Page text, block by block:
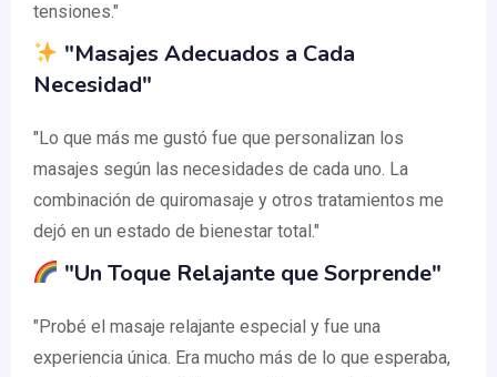
tensiones."
"Masajes Adecuados a Cada
Necesidad"
"Lo que más me gustó fue que personalizan los
masajes según las necesidades de cada uno. La
combinación de quiromasaje y otros tratamientos me
dejó en un estado de bienestar total."
"Un Toque Relajante que Sorprende"
"Probé el masaje relajante especial y fue una
experiencia única. Era mucho más de lo que esperaba,